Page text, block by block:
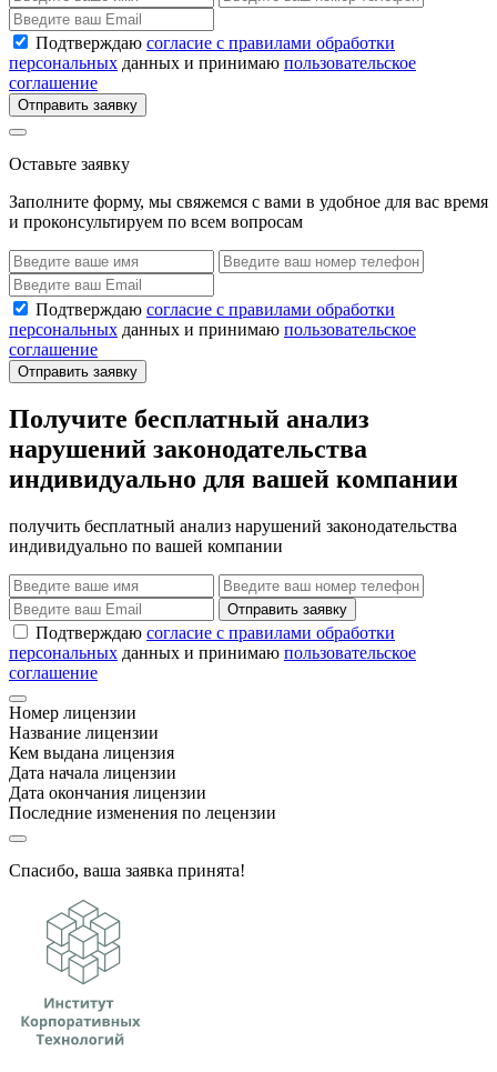
Подтверждаю согласие с правилами обработки
персональных данных и принимаю пользовательское
соглашение
Отправить заявку
Оставьте заявку
Заполните форму, мы свяжемся с вами в удобное для вас время
и проконсультируем по всем вопросам
Подтверждаю согласие с правилами обработки
персональных данных и принимаю пользовательское
соглашение
Отправить заявку
Получите бесплатный анализ
нарушений законодательства
индивидуально для вашей компании
получить бесплатный анализ нарушений законодательства
индивидуально по вашей компании
Отправить заявку
Подтверждаю согласие с правилами обработки
персональных данных и принимаю пользовательское
соглашение
Номер лицензии
Название лицензии
Кем выдана лицензия
Дата начала лицензии
Дата окончания лицензии
Последние изменения по лецензии
Спасибо, ваша заявка принята!